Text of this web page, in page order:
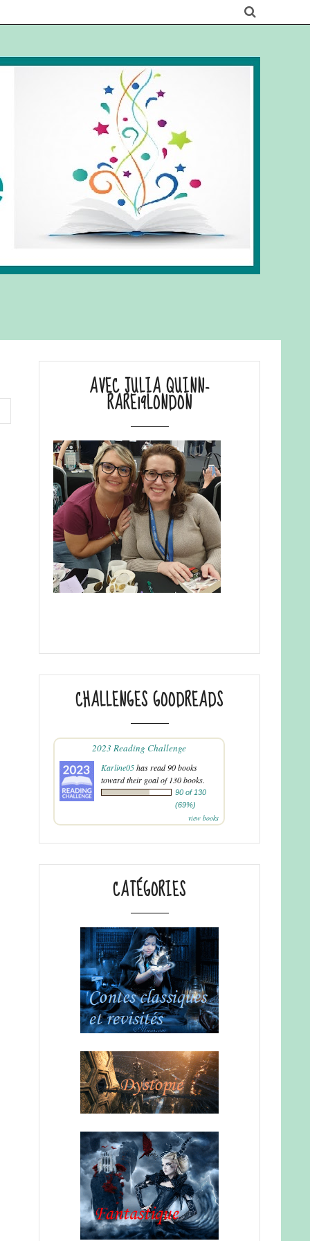
AVEC JULIA QUINN-
RARE19LONDON
CHALLENGES GOODREADS
2023 Reading Challenge
Karline05has read 90 books
toward their goal of 130 books.
90 of 130
(69%)
view books
CATÉGORIES